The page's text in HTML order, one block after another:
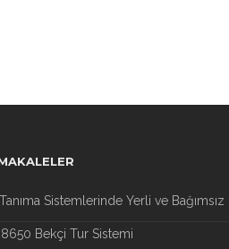
Sistemlerinde Yerli ve
8650 Bekçi Tur Sistemi